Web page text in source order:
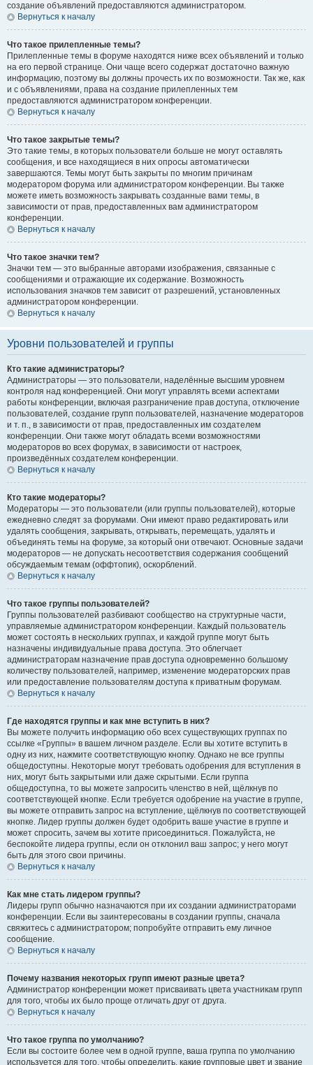
создание объявлений предоставляются администратором.
Вернуться к началу
Что такое прилепленные темы?
Прилепленные темы в форуме находятся ниже всех объявлений и только
на его первой странице. Они чаще всего содержат достаточно важную
информацию, поэтому вы должны прочесть их по возможности. Так же, как
и с объявлениями, права на создание прилепленных тем
предоставляются администратором конференции.
Вернуться к началу
Что такое закрытые темы?
Это такие темы, в которых пользователи больше не могут оставлять
сообщения, и все находящиеся в них опросы автоматически
завершаются. Темы могут быть закрыты по многим причинам
модератором форума или администратором конференции. Вы также
можете иметь возможность закрывать созданные вами темы, в
зависимости от прав, предоставленных вам администратором
конференции.
Вернуться к началу
Что такое значки тем?
Значки тем — это выбранные авторами изображения, связанные с
сообщениями и отражающие их содержание. Возможность
использования значков тем зависит от разрешений, установленных
администратором конференции.
Вернуться к началу
Уровни пользователей и группы
Кто такие администраторы?
Администраторы — это пользователи, наделённые высшим уровнем
контроля над конференцией. Они могут управлять всеми аспектами
работы конференции, включая разграничение прав доступа, отключение
пользователей, создание групп пользователей, назначение модераторов
и т. п., в зависимости от прав, предоставленных им создателем
конференции. Они также могут обладать всеми возможностями
модераторов во всех форумах, в зависимости от настроек,
произведённых создателем конференции.
Вернуться к началу
Кто такие модераторы?
Модераторы — это пользователи (или группы пользователей), которые
ежедневно следят за форумами. Они имеют право редактировать или
удалять сообщения, закрывать, открывать, перемещать, удалять и
объединять темы на форуме, за который они отвечают. Основные задачи
модераторов — не допускать несоответствия содержания сообщений
обсуждаемым темам (оффтопик), оскорблений.
Вернуться к началу
Что такое группы пользователей?
Группы пользователей разбивают сообщество на структурные части,
управляемые администратором конференции. Каждый пользователь
может состоять в нескольких группах, и каждой группе могут быть
назначены индивидуальные права доступа. Это облегчает
администраторам назначение прав доступа одновременно большому
количеству пользователей, например, изменение модераторских прав
или предоставление пользователям доступа к приватным форумам.
Вернуться к началу
Где находятся группы и как мне вступить в них?
Вы можете получить информацию обо всех существующих группах по
ссылке «Группы» в вашем личном разделе. Если вы хотите вступить в
одну из них, нажмите соответствующую кнопку. Однако не все группы
общедоступны. Некоторые могут требовать одобрения для вступления в
них, могут быть закрытыми или даже скрытыми. Если группа
общедоступна, то вы можете запросить членство в ней, щёлкнув по
соответствующей кнопке. Если требуется одобрение на участие в группе,
вы можете отправить запрос на вступление, щёлкнув по соответствующей
кнопке. Лидер группы должен будет одобрить ваше участие в группе и
может спросить, зачем вы хотите присоединиться. Пожалуйста, не
беспокойте лидера группы, если он отклонил ваш запрос; у него могут
быть для этого свои причины.
Вернуться к началу
Как мне стать лидером группы?
Лидеры групп обычно назначаются при их создании администраторами
конференции. Если вы заинтересованы в создании группы, сначала
свяжитесь с администратором; попробуйте отправить ему личное
сообщение.
Вернуться к началу
Почему названия некоторых групп имеют разные цвета?
Администратор конференции может присваивать цвета участникам групп
для того, чтобы их было проще отличать друг от друга.
Вернуться к началу
Что такое группа по умолчанию?
Если вы состоите более чем в одной группе, ваша группа по умолчанию
используется для того, чтобы определить, какие групповые цвет и звание